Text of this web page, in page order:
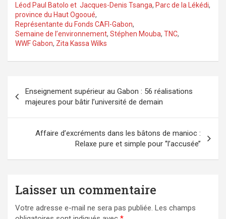
Léod Paul Batolo et Jacques-Denis Tsanga, Parc de la Lékédi,
province du Haut Ogooué,
Représentante du Fonds CAFI-Gabon,
Semaine de l’environnement, Stéphen Mouba, TNC,
WWF Gabon, Zita Kassa Wilks
de
l’article
Enseignement supérieur au Gabon : 56 réalisations
majeures pour bâtir l’université de demain
Affaire d’excréments dans les bâtons de manioc :
Relaxe pure et simple pour ‘’l’accusée’’
Laisser un commentaire
Votre adresse e-mail ne sera pas publiée. Les champs